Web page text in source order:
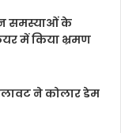
समस्याओं के
में किया भ्रमण
ने कोलार डेम